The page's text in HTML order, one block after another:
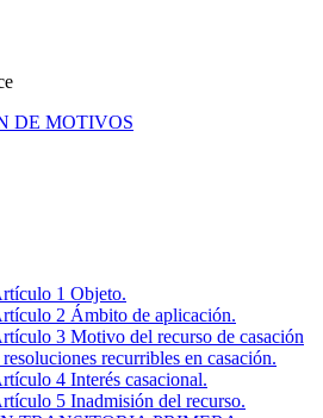
DE MOTIVOS
1 Objeto.
2 Ámbito de aplicación.
3 Motivo del recurso de casación
recurribles en casación.
4 Interés casacional.
5 Inadmisión del recurso.